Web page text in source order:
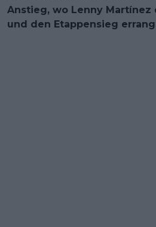
Anstieg, wo Lenny Martínez
und den Etappensieg